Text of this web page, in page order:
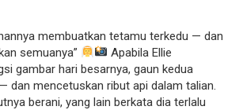
membuatkan tetamu terkedu — dan
semuanya”
Apabila Ellie
gambar hari besarnya, gaun kedua
dan mencetuskan ribut api dalam talian.
berani, yang lain berkata dia terlalu